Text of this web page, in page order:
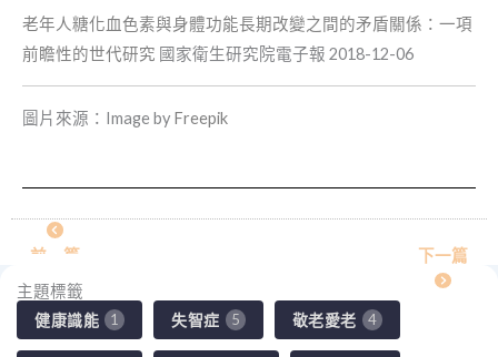
老年人糖化血色素與身體功能長期改變之間的矛盾關係：一項
前瞻性的世代研究 國家衛生研究院電子報 2018-12-06
圖片來源：Image by Freepik
前一篇
下一篇
主題標籤
健康識能
1 失智症 5 敬老愛老 4